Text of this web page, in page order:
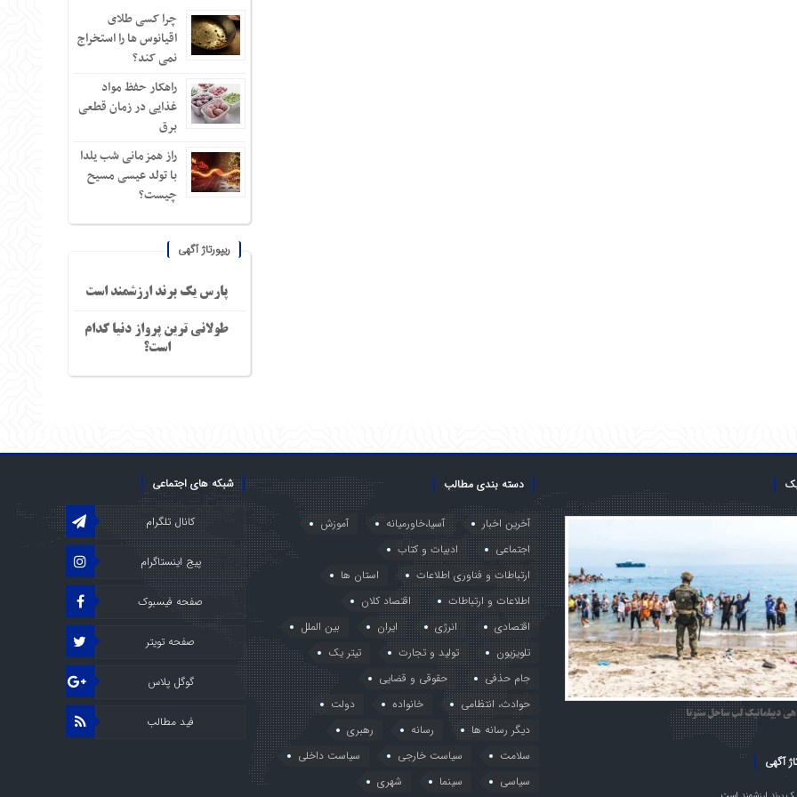
چرا کسی طلای
اقیانوس ها را استخراج
نمی کند؟
راهکار حفظ مواد
غذایی در زمان قطعی
برق
راز همزمانی شب یلدا
با تولد عیسی مسیح
چیست؟
ریپورتاژ آگهی
پارس یک برند ارزشمند است
طولانی ترین پرواز دنیا کدام
است؟
دیپلماتیک لب ساحل سئوتا
آگهی
دسته بندی مطالب
آخرین اخبار آسیا،خاورمیانه
آموزش
اجتماعی
ادبیات و کتاب
ارتباطات و فناوری اطلاعات
استان ها
اطلاعات و ارتباطات
اقتصاد کلان
اقتصادی
انرژی ایران
بین الملل
تلویزیون
تولید و تجارت
تیتر یک
جام حذفی
حقوقی و قضایی
حوادث، انتظامی
خانواده
دولت
دیگر رسانه ها
رسانه
رهبری
سلامت
سیاست خارجی
سیاست داخلی
سیاسی
سینما شهری
شبکه های اجتماعی
کانال تلگرام
پیج اینستاگرام
صفحه فیسبوک
صفحه تویتر
گوگل پلاس
فید مطالب